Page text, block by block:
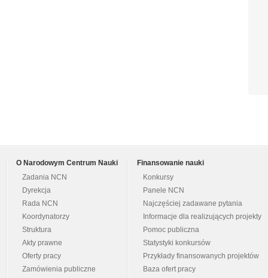
O Narodowym Centrum Nauki
Zadania NCN
Dyrekcja
Rada NCN
Koordynatorzy
Struktura
Akty prawne
Oferty pracy
Zamówienia publiczne
Finansowanie nauki
Konkursy
Panele NCN
Najczęściej zadawane pytania
Informacje dla realizujących projekty
Pomoc publiczna
Statystyki konkursów
Przykłady finansowanych projektów
Baza ofert pracy